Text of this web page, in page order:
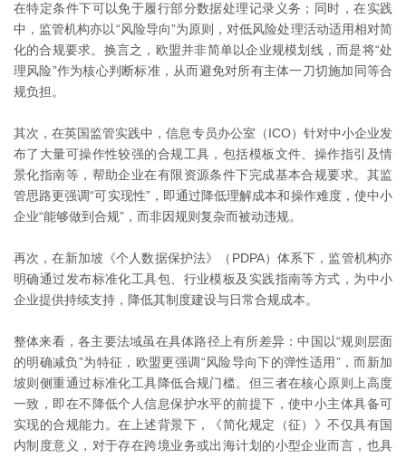
在特定条件下可以免于履行部分数据处理记录义务；同时，在实践
中，监管机构亦以“风险导向”为原则，对低风险处理活动适用相对简
化的合规要求。换言之，欧盟并非简单以企业规模划线，而是将“处
理风险”作为核心判断标准，从而避免对所有主体一刀切施加同等合
规负担。
其次，在英国监管实践中，信息专员办公室（ICO）针对中小企业发
布了大量可操作性较强的合规工具，包括模板文件、操作指引及情
景化指南等，帮助企业在有限资源条件下完成基本合规要求。其监
管思路更强调“可实现性”，即通过降低理解成本和操作难度，使中小
企业“能够做到合规”，而非因规则复杂而被动违规。
再次，在新加坡《个人数据保护法》（PDPA）体系下，监管机构亦
明确通过发布标准化工具包、行业模板及实践指南等方式，为中小
企业提供持续支持，降低其制度建设与日常合规成本。
整体来看，各主要法域虽在具体路径上有所差异：中国以“规则层面
的明确减负”为特征，欧盟更强调“风险导向下的弹性适用”，而新加
坡则侧重通过标准化工具降低合规门槛。但三者在核心原则上高度
一致，即在不降低个人信息保护水平的前提下，使中小主体具备可
实现的合规能力。在上述背景下，《简化规定（征）》不仅具有国
内制度意义，对于存在跨境业务或出海计划的小型企业而言，也具